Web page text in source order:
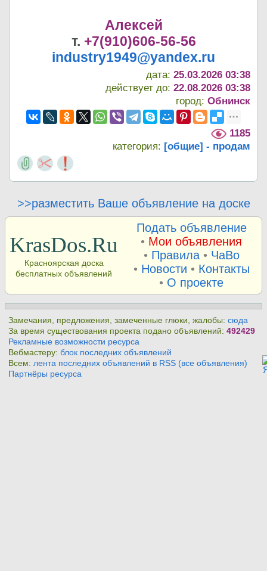
Алексей
т. +7(910)606-56-56
industry1949@yandex.ru
дата:25.03.2026 03:38
действует до:22.08.2026 03:38
город:Обнинск
1185
категория: [общие] - продам
>>разместить Ваше объявление на доске
KrasDos.Ru
Красноярская доска
бесплатных объявлений
Подать объявление
• Мои объявления
• Правила• ЧаВо
• Новости • Контакты
• О проекте
Замечания, предложения, замеченные глюки, жалобы:сюда
За время существования проекта подано объявлений:492429
Рекламные возможности ресурса
Вебмастеру:блок последних объявлений
Всем: лента последних объявлений в RSS (все объявления)
Партнёры ресурса